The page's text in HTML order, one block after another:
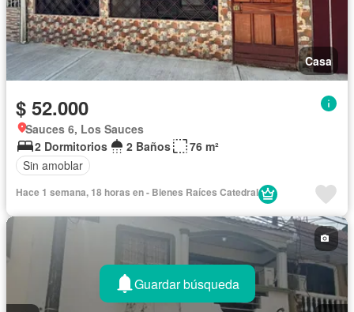
Casa
$ 52.000
Sauces 6, Los Sauces
2 Dormitorios
2 Baños
76 m²
Sin amoblar
Hace 1 semana, 18 horas en - Bienes Raíces Catedral
Guardar búsqueda